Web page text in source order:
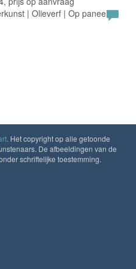
| Olieverf | Op paneel
. Het copyright op alle getoonde
De afbeeldingen van de
schriftelijke toestemming.